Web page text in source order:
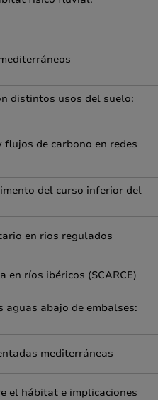
distintos usos del suelo:
de carbono en redes
del curso inferior del
en rios regulados
ríos ibéricos (SCARCE)
aguas abajo de embalses:
mediterráneas
el hábitat e implicaciones